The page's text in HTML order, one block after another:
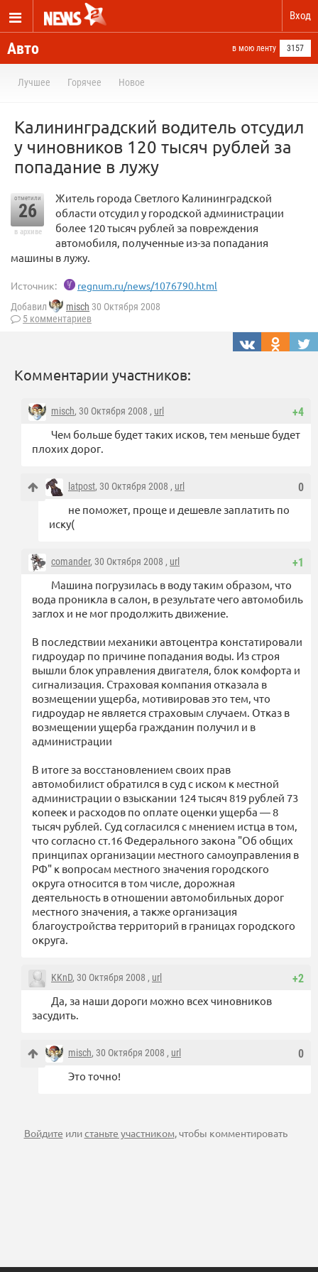
Вход
Авто в мою ленту 3157
Лучшее Горячее Новое
Калининградский водитель отсудил
у чиновников 120 тысяч рублей за
попадание в лужу
отметили
26
в архиве
Житель города Светлого Калининградской
области отсудил у городской администрации
более 120 тысяч рублей за повреждения
автомобиля, полученные из-за попадания
машины в лужу.
Источник: regnum.ru/news/1076790.html
Добавил misch 30 Октября 2008
5 комментариев
Комментарии участников:
+4
misch, 30 Октября 2008 , url
Чем больше будет таких исков, тем меньше будет
плохих дорог.
0
latpost, 30 Октября 2008 , url
не поможет, проще и дешевле заплатить по
иску(
+1
comander, 30 Октября 2008 , url
Машина погрузилась в воду таким образом, что
вода проникла в салон, в результате чего автомобиль
заглох и не мог продолжить движение.
В последствии механики автоцентра констатировали
гидроудар по причине попадания воды. Из строя
вышли блок управления двигателя, блок комфорта и
сигнализация. Страховая компания отказала в
возмещении ущерба, мотивировав это тем, что
гидроудар не является страховым случаем. Отказ в
возмещении ущерба гражданин получил и в
администрации
В итоге за восстановлением своих прав
автомобилист обратился в суд с иском к местной
администрации о взыскании 124 тысяч 819 рублей 73
копеек и расходов по оплате оценки ущерба — 8
тысяч рублей. Суд согласился с мнением истца в том,
что согласно ст.16 Федерального закона "Об общих
принципах организации местного самоуправления в
РФ" к вопросам местного значения городского
округа относится в том числе, дорожная
деятельность в отношении автомобильных дорог
местного значения, а также организация
благоустройства территорий в границах городского
округа.
+2
KKnD, 30 Октября 2008 , url
Да, за наши дороги можно всех чиновников
засудить.
0
misch, 30 Октября 2008 , url
Это точно!
Войдите илистаньте участником, чтобы комментировать